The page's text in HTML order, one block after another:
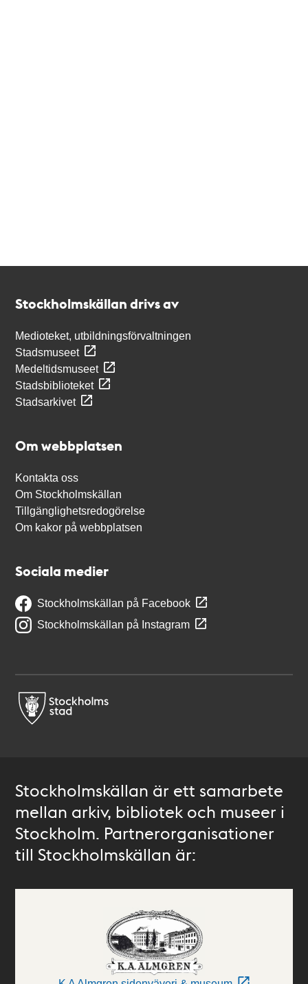
Stockholmskällan drivs av
Medioteket, utbildningsförvaltningen
Stadsmuseet
Medeltidsmuseet
Stadsbiblioteket
Stadsarkivet
Om webbplatsen
Kontakta oss
Om Stockholmskällan
Tillgänglighetsredogörelse
Om kakor på webbplatsen
Sociala medier
Stockholmskällan på Facebook
Stockholmskällan på Instagram
Stockholmskällan är ett samarbete
mellan arkiv, bibliotek och museer i
Stockholm. Partnerorganisationer
till Stockholmskällan är: